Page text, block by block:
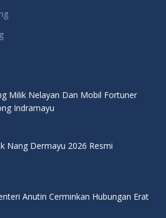
Milik Nelayan Dan Mobil Fortuner
Indramayu
Nang Dermayu 2026 Resmi
Anutin Cerminkan Hubungan Erat